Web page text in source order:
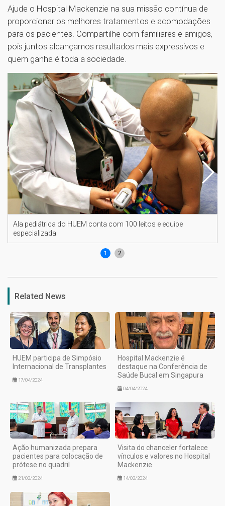
Ajude o Hospital Mackenzie na sua missão contínua de
proporcionar os melhores tratamentos e acomodações
para os pacientes. Compartilhe com familiares e amigos,
pois juntos alcançamos resultados mais expressivos e
quem ganha é toda a sociedade.
Ala pediátrica do HUEM conta com 100 leitos e equipe
especializada
1 2
Related News
HUEM participa de Simpósio
Internacional de Transplantes
17/04/2024
Hospital Mackenzie é
destaque na Conferência de
Saúde Bucal em Singapura
04/04/2024
Ação humanizada prepara
pacientes para colocação de
prótese no quadril
21/03/2024
Visita do chanceler fortalece
vínculos e valores no Hospital
Mackenzie
14/03/2024